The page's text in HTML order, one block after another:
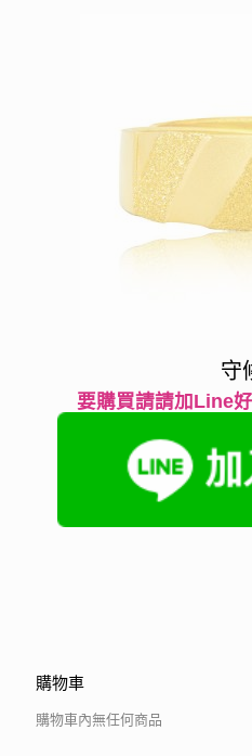
守
要購買請請加Line
購物車
購物車內無任何商品